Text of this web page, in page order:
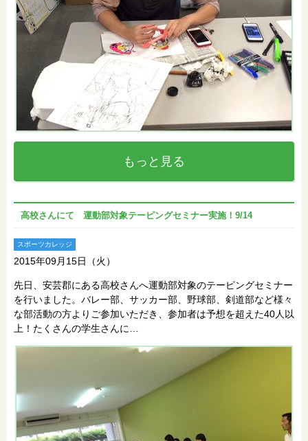
もっと見る
高校さんにて 運動部対象テーピングセミナー実施！9/14
スポーツカレッジ
2015年09月15日（火）
先日、安芸郡にある高校さんへ運動部対象のテーピングセミナー
を行いました。バレー部、サッカー部、野球部、剣道部など様々
な部活動の方よりご参加いただき、参加者は予想を超えた40人以
上！たくさんの学生さんに…